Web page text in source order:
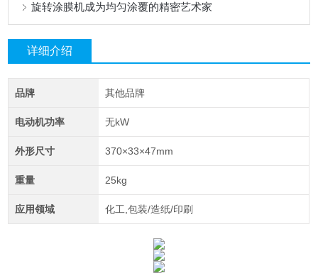
旋转涂膜机成为均匀涂覆的精密艺术家
详细介绍
品牌 其他品牌
电动机功率 无kW
外形尺寸 370×33×47mm
重量 25kg
应用领域 化工,包装/造纸/印刷